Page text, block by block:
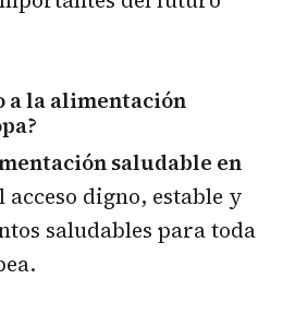
a la alimentación
saludable en
acceso digno, estable y
saludables para toda